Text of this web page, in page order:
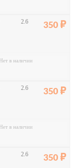
2.6 350
Нет в наличии
2.6 350
Нет в наличии
2.6 350